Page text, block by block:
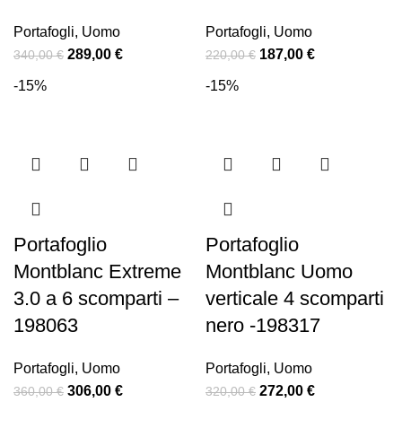
Portafogli, Uomo
340,00€ 289,00 €
Portafogli, Uomo
220,00€ 187,00 €
-15%
Portafoglio
Montblanc Extreme
3.0 a 6 scomparti –
198063
Portafogli, Uomo
360,00€ 306,00 €
-15%
Portafoglio
Montblanc Uomo
verticale 4 scomparti
nero -198317
Portafogli, Uomo
320,00€ 272,00 €